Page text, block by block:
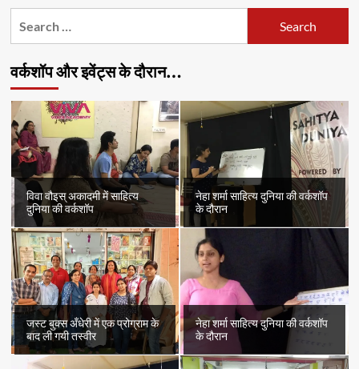
आचार्य
“
गोली”
की
समीक्षा
वर्कशॉप और इवेंट्स के दौरान…
विवा वौइस् अकादमी में साहित्य
दुनिया की वर्कशॉप
नेहा शर्मा साहित्य दुनिया की वर्कशॉप
के दौरान
जस्ट बुक्स अँधेरी में एक प्रोग्राम के
बाद ली गयी तस्वीर
नेहा शर्मा साहित्य दुनिया की वर्कशॉप
के दौरान